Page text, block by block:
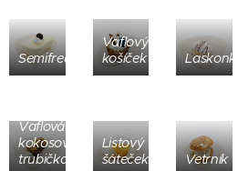
Semifredo
Vaflový
košíček
Laskonka
Vaflová
kokosová
trubička
Listový
šáteček
Vetrník